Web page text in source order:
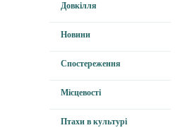
Довкілля
Новини
Спостереження
Місцевості
Птахи в культурі